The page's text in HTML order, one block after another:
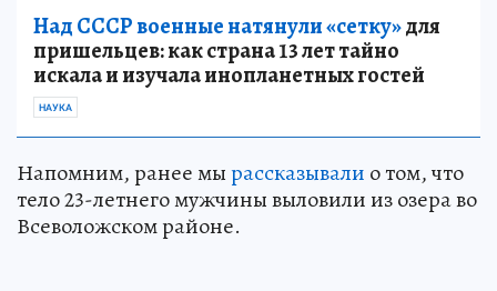
Над СССР военные натянули «сетку»для
пришельцев: как страна 13 лет тайно
искала и изучала инопланетных гостей
НАУКА
Напомним, ранее мырассказывали о том, что
тело 23-летнего мужчины выловили из озера во
Всеволожском районе.